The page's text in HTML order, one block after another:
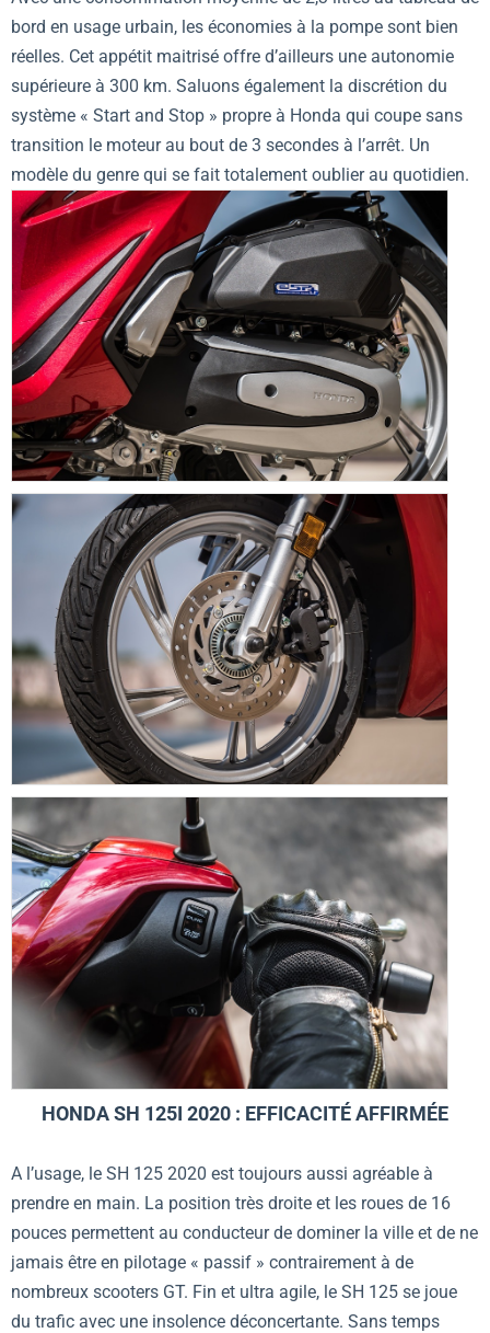
bord en usage urbain, les économies à la pompe sont bien
réelles. Cet appétit maitrisé offre d’ailleurs une autonomie
supérieure à 300 km. Saluons également la discrétion du
système « Start and Stop » propre à Honda qui coupe sans
transition le moteur au bout de 3 secondes à l’arrêt. Un
modèle du genre qui se fait totalement oublier au quotidien.
HONDA SH 125I 2020 : EFFICACITÉ AFFIRMÉE
A l’usage, le SH 125 2020 est toujours aussi agréable à
prendre en main. La position très droite et les roues de 16
pouces permettent au conducteur de dominer la ville et de ne
jamais être en pilotage « passif » contrairement à de
nombreux scooters GT. Fin et ultra agile, le SH 125 se joue
du trafic avec une insolence déconcertante. Sans temps